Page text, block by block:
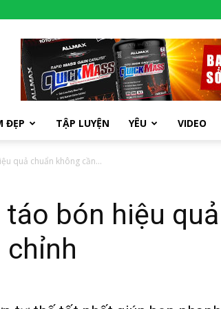
ĐẸP TẬP LUYỆN YÊU VIDEO
quả chuẩn không cần...
bón hiệu quả
chỉnh